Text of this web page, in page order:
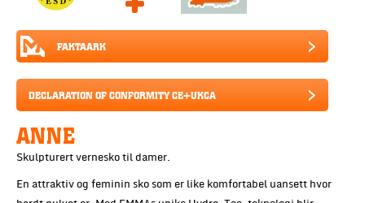
FAKTAARK
DECLARATION OF CONFORMITY CE+UKCA
ANNE
Skulpturert vernesko til damer.
En attraktiv og feminin sko som er like komfortabel uansett hvor